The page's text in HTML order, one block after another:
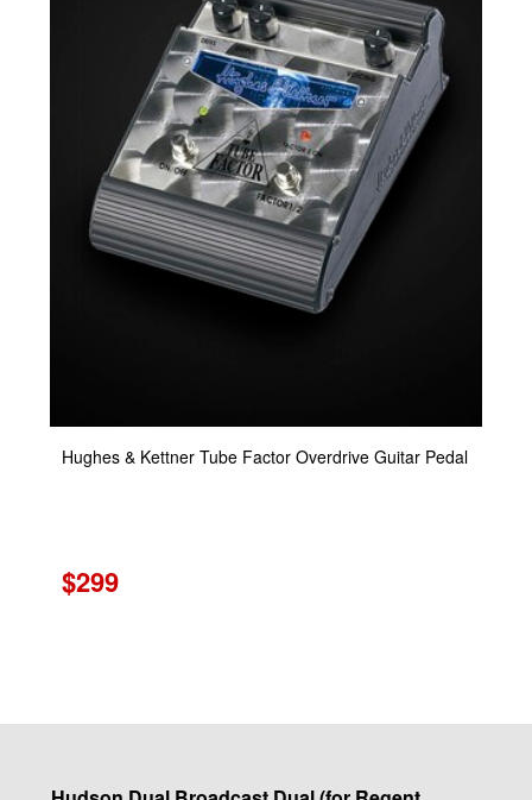
Hughes & Kettner Tube Factor Overdrive Guitar Pedal
$299